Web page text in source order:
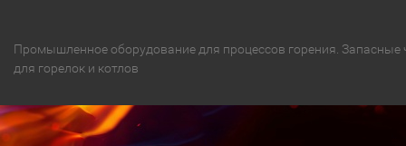
Промышленное оборудование для процессов горения. Запасные
для горелок и котлов